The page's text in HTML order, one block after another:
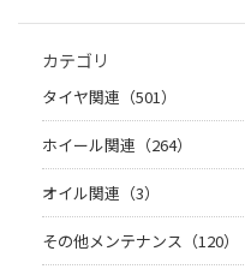
カテゴリ
タイヤ関連（501）
ホイール関連（264）
オイル関連（3）
その他メンテナンス（120）